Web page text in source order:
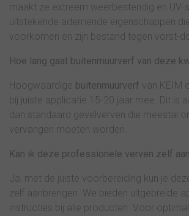
maakt ze extreem weerbestendig en UV-
uitstekende ademende eigenschappen
voorkomen en zijn bestand tegen vorst-
Hoe lang gaat buitenmuurverf van deze
Hoogwaardige buitenmuurverf van KEIM
bij juiste applicatie 15-20 jaar mee. Dit is
dan standaard gevelverven die meestal
vervangen moeten worden.
Kan ik deze professionele verven zelf
Ja, met de juiste voorbereiding kun je
zelf aanbrengen. We bieden uitgebreide
instructies bij alle producten. Voor